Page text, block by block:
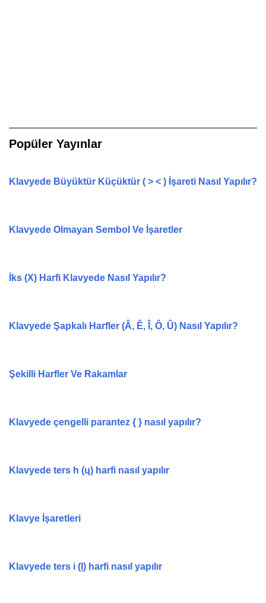
Popüler Yayınlar
Klavyede Büyüktür Küçüktür ( > < ) İşareti Nasıl Yapılır?
Klavyede Olmayan Sembol Ve İşaretler
İks (X) Harfi Klavyede Nasıl Yapılır?
Klavyede Şapkalı Harfler (Â, Ê, Î, Ô, Û) Nasıl Yapılır?
Şekilli Harfler Ve Rakamlar
Klavyede çengelli parantez { } nasıl yapılır?
Klavyede ters h (ɥ) harfi nasıl yapılır
Klavye İşaretleri
Klavyede ters i (Ị) harfi nasıl yapılır